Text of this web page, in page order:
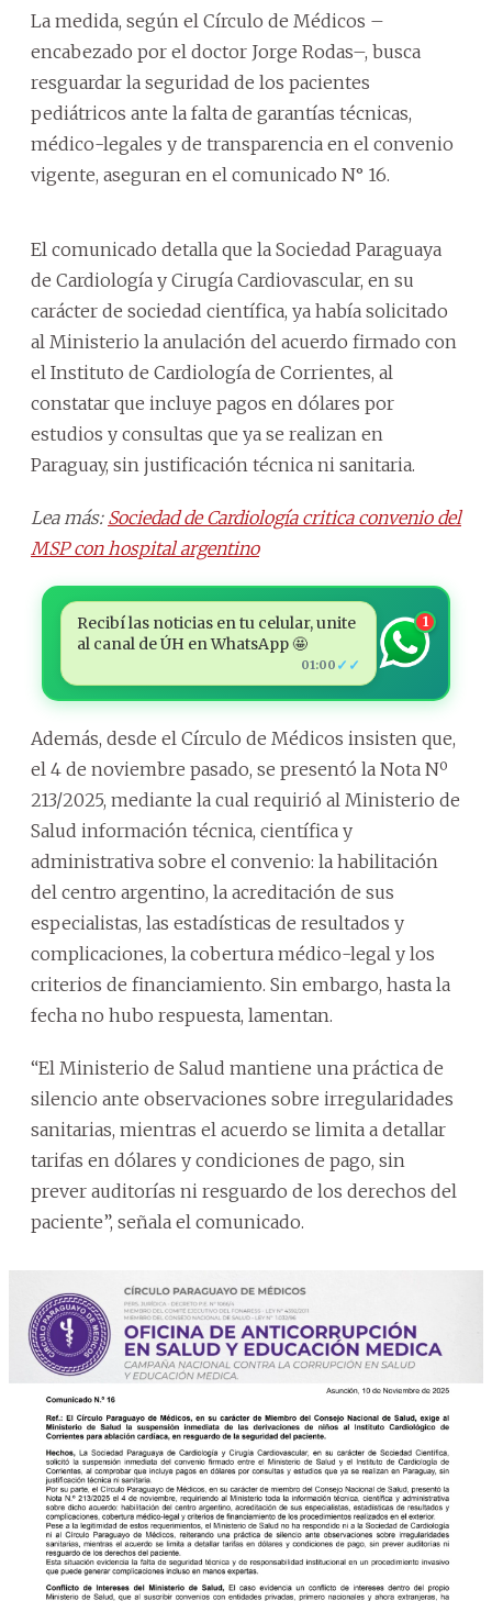
La medida, según el Círculo de Médicos –
encabezado por el doctor Jorge Rodas–, busca
resguardar la seguridad de los pacientes
pediátricos ante la falta de garantías técnicas,
médico-legales y de transparencia en el convenio
vigente, aseguran en el comunicado N° 16.
El comunicado detalla que la Sociedad Paraguaya
de Cardiología y Cirugía Cardiovascular, en su
carácter de sociedad científica, ya había solicitado
al Ministerio la anulación del acuerdo firmado con
el Instituto de Cardiología de Corrientes, al
constatar que incluye pagos en dólares por
estudios y consultas que ya se realizan en
Paraguay, sin justificación técnica ni sanitaria.
Lea más: Sociedad de Cardiología critica convenio del
MSP con hospital argentino
Recibí las noticias en tu celular, unite
al canal de ÚH en WhatsApp 🤩
01:00 ✓✓
1
Además, desde el Círculo de Médicos insisten que,
el 4 de noviembre pasado, se presentó la Nota Nº
213/2025, mediante la cual requirió al Ministerio de
Salud información técnica, científica y
administrativa sobre el convenio: la habilitación
del centro argentino, la acreditación de sus
especialistas, las estadísticas de resultados y
complicaciones, la cobertura médico-legal y los
criterios de financiamiento. Sin embargo, hasta la
fecha no hubo respuesta, lamentan.
“El Ministerio de Salud mantiene una práctica de
silencio ante observaciones sobre irregularidades
sanitarias, mientras el acuerdo se limita a detallar
tarifas en dólares y condiciones de pago, sin
prever auditorías ni resguardo de los derechos del
paciente”, señala el comunicado.